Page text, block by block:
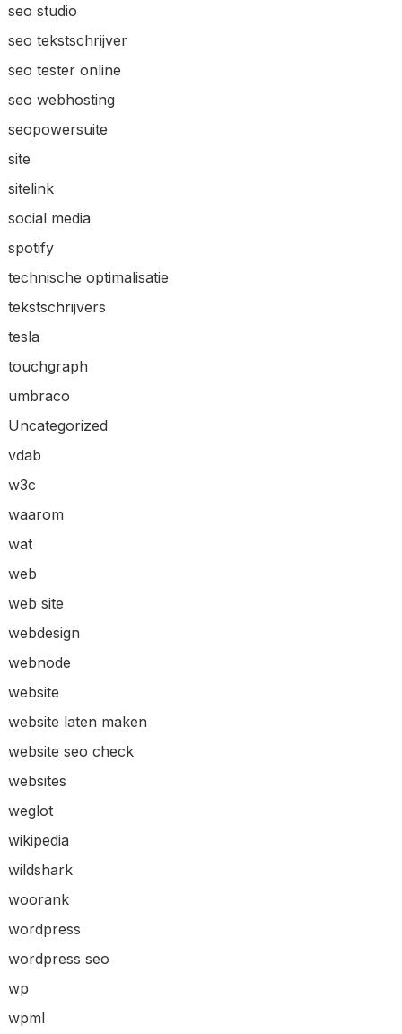
seo studio
seo tekstschrijver
seo tester online
seo webhosting
seopowersuite
site
sitelink
social media
spotify
technische optimalisatie
tekstschrijvers
tesla
touchgraph
umbraco
Uncategorized
vdab
w3c
waarom
wat
web
web site
webdesign
webnode
website
website laten maken
website seo check
websites
weglot
wikipedia
wildshark
woorank
wordpress
wordpress seo
wp
wpml